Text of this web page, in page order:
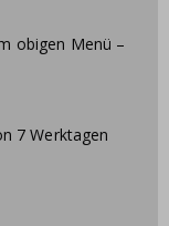
obigen Menü –
7 Werktagen